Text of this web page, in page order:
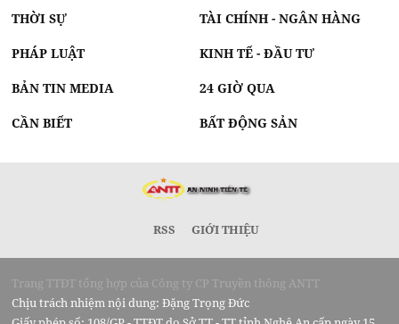
THỜI SỰ TÀI CHÍNH - NGÂN HÀNG
PHÁP LUẬT KINH TẾ - ĐẦU TƯ
BẢN TIN MEDIA 24 GIỜ QUA
CẦN BIẾT BẤT ĐỘNG SẢN
RSS GIỚI THIỆU
Trang TTĐT tổng hợp của Công ty CP Truyền thông ANTT
Chịu trách nhiệm nội dung: Đặng Trọng Đức